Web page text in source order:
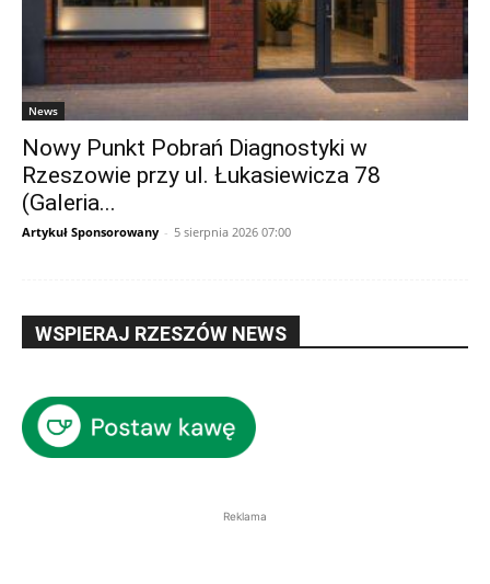
News
Nowy Punkt Pobrań Diagnostyki w
Rzeszowie przy ul. Łukasiewicza 78
(Galeria...
Artykuł Sponsorowany - 5 sierpnia 2026 07:00
WSPIERAJ RZESZÓW NEWS
Reklama